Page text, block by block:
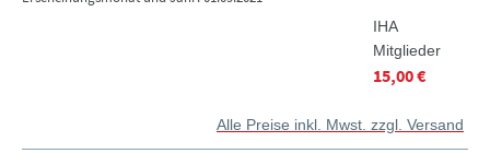
IHA
Mitglieder
15,00 €
Alle Preise inkl. Mwst. zzgl. Versand